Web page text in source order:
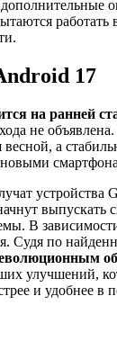
работать
17
на ранней
не
весной, а
устройства
выпускать
В
Судя по
улучшений,
и удобнее в